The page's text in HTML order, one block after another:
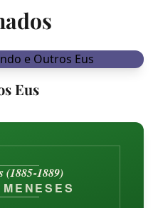
Eus
(1885-1889)